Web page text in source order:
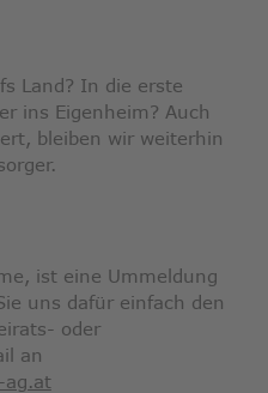
Land? In die erste
ins Eigenheim? Auch
bleiben wir weiterhin
ist eine Ummeldung
uns dafür einfach den
oder
an
ag.at